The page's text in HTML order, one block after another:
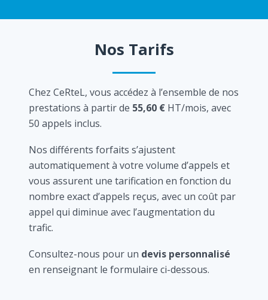
Nos Tarifs
Chez CeRteL, vous accédez à l’ensemble de nos
prestations à partir de 55,60 € HT/mois, avec
50 appels inclus.
Nos différents forfaits s’ajustent
automatiquement à votre volume d’appels et
vous assurent une tarification en fonction du
nombre exact d’appels reçus, avec un coût par
appel qui diminue avec l’augmentation du
trafic.
Consultez-nous pour un devis personnalisé
en renseignant le formulaire ci-dessous.